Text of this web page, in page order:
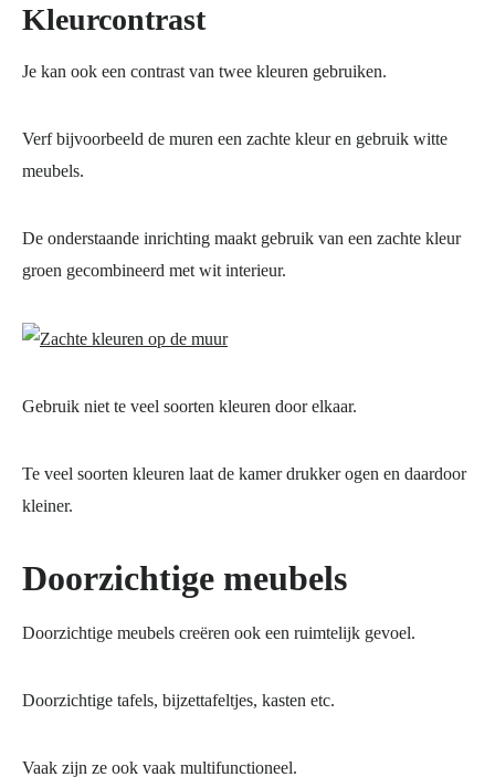
Kleurcontrast
Je kan ook een contrast van twee kleuren gebruiken.
Verf bijvoorbeeld de muren een zachte kleur en gebruik witte
meubels.
De onderstaande inrichting maakt gebruik van een zachte kleur
groen gecombineerd met wit interieur.
Gebruik niet te veel soorten kleuren door elkaar.
Te veel soorten kleuren laat de kamer drukker ogen en daardoor
kleiner.
Doorzichtige meubels
Doorzichtige meubels creëren ook een ruimtelijk gevoel.
Doorzichtige tafels, bijzettafeltjes, kasten etc.
Vaak zijn ze ook vaak multifunctioneel.